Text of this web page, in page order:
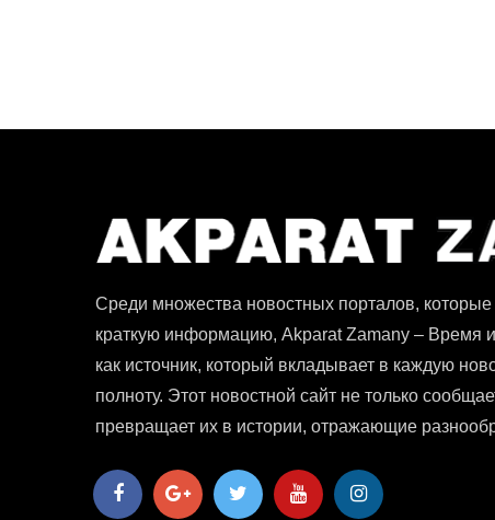
Среди множества новостных порталов, которые
краткую информацию, Akparat Zamany – Время
как источник, который вкладывает в каждую
полноту. Этот новостной сайт не только
превращает их в истории, отражающие